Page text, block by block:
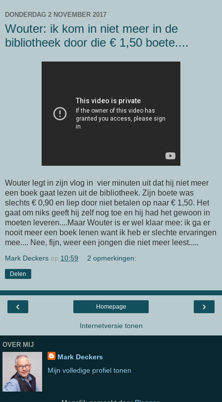
DONDERDAG 2 NOVEMBER 2017
Wouter: ik kom in niet meer in de
bibliotheek door die € 1,50 boete....
Wouter legt in zijn vlog in vier minuten uit dat hij niet meer
een boek gaat lezen uit de bibliotheek. Zijn boete was
slechts € 0,90 en liep door niet betalen op naar € 1,50. Het
gaat om niks geeft hij zelf nog toe en hij had het gewoon in
moeten leveren....Maar Wouter is er wel klaar mee: ik ga er
nooit meer een boek lenen want ik heb er slechte ervaringen
mee.... Nee, fijn, weer een jongen die niet meer leest.....
Mark Deckers op 10:59 2 opmerkingen:
Delen
‹ ›
Homepage
Internetversie tonen
OVER MIJ
Mark Deckers
Mijn volledige profiel tonen